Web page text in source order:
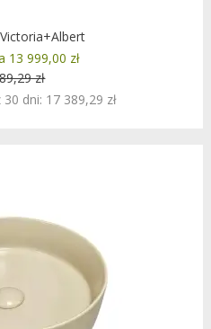
Victoria+Albert
13 999,00 zł
zł
dni: 17 389,29 zł